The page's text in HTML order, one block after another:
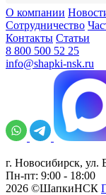
О компании
Сотрудничество
Контакты Статьи
8 800 500 52 25
info@shapki-nsk.ru
г. Новосибирск, ул.
Пн-пт: 9:00 - 18:00
2026 ©ШапкиНСК